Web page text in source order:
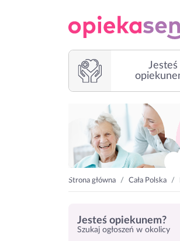
Jesteś
Strona główna Cała Polska
Jesteś opiekunem?
Szukaj ogłoszeń w okolicy